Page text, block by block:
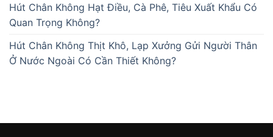
Hút Chân Không Hạt Điều, Cà Phê, Tiêu Xuất Khẩu Có
Quan Trọng Không?
Hút Chân Không Thịt Khô, Lạp Xưởng Gửi Người Thân
Ở Nước Ngoài Có Cần Thiết Không?